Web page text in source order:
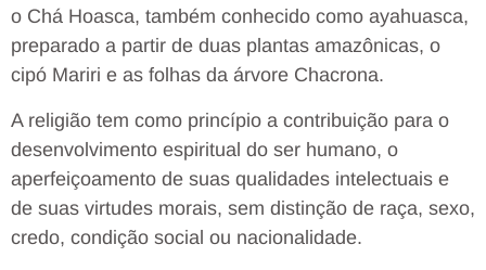
o Chá Hoasca, também conhecido como ayahuasca,
preparado a partir de duas plantas amazônicas, o
cipó Mariri e as folhas da árvore Chacrona.
A religião tem como princípio a contribuição para o
desenvolvimento espiritual do ser humano, o
aperfeiçoamento de suas qualidades intelectuais e
de suas virtudes morais, sem distinção de raça, sexo,
credo, condição social ou nacionalidade.